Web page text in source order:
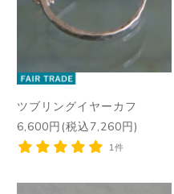
ツブリングイヤーカフ
6,600円(税込7,260円)
1件